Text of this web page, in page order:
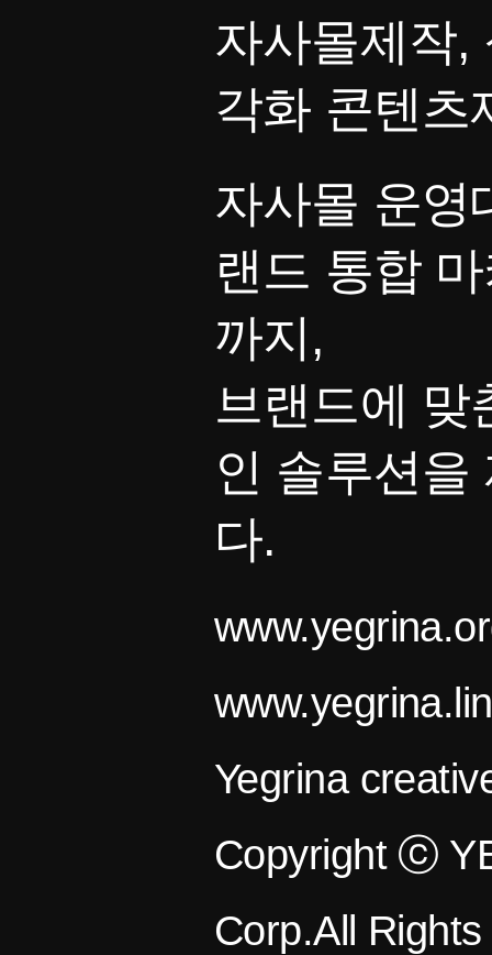
자사몰제작,
각화 콘텐츠
자사몰 운영
랜드 통합
까지,
브랜드에 맞
인 솔루션을
다.
Yegrina
Copyright ⓒ
Corp.All